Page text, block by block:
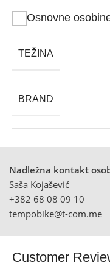
Osnovne
TEŽINA
BRAND
Nadležna kontakt
Saša Kojašević
+382 68 08 09 10
tempobike@t-com.me
Customer